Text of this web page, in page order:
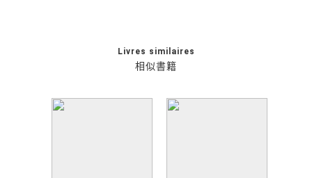
相似書籍
Livres similaires